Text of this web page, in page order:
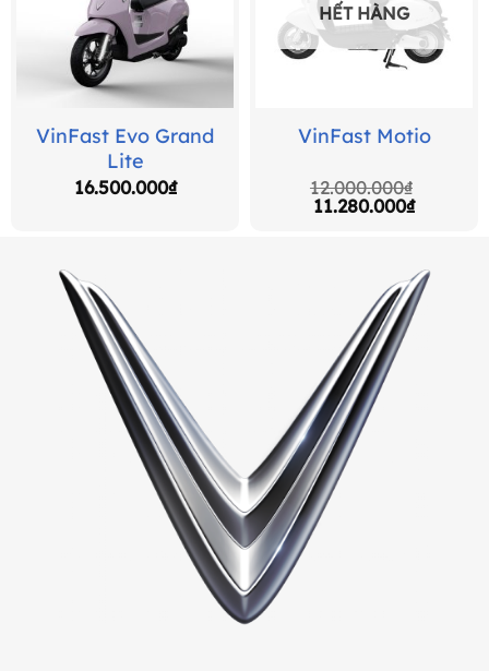
VinFast Evo Grand
Lite
16.500.000₫
HẾT HÀNG
VinFast Motio
12.000.000₫
Giá
11.280.000₫Giá